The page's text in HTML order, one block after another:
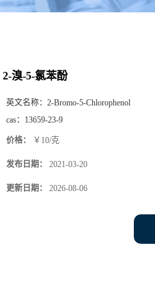
2-溴-5-氯苯酚
英文名称： 2-Bromo-5-Chlorophenol
cas： 13659-23-9
价格： ￥10/克
发布日期： 2021-03-20
更新日期： 2026-08-06